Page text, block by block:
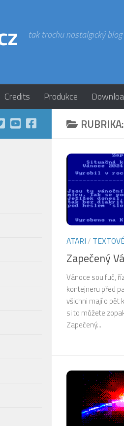
tak trochu nostalgický
Credits Produkce
RUBRIKA:
ATARI /
Zapečený
Vánoce sou fuč,
kontejneru před
všichni mají o pět
si to můžete
Zapečený...